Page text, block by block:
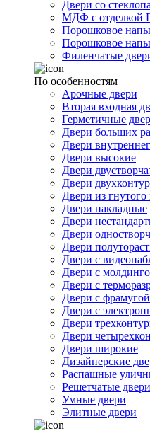
Двери со
МДФ с отделкой
Порошковое
Порошковое
Филенчатые
По особенностям
Арочные двери
Вторая входная
Герметичные
Двери больших
Двери
Двери высокие
Двери
Двери
Двери из
Двери накладные
Двери
Двери
Двери
Двери с
Двери с
Двери с
Двери с фрамугой
Двери с
Двери
Двери
Двери широкие
Дизайнерские
Распашные
Решетчатые двери
Умные двери
Элитные двери